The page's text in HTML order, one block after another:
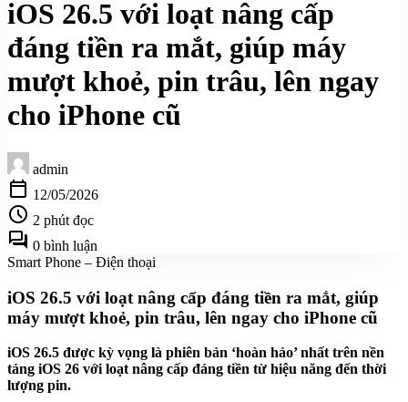
iOS 26.5 với loạt nâng cấp
đáng tiền ra mắt, giúp máy
mượt khoẻ, pin trâu, lên ngay
cho iPhone cũ
admin
calendar_today 12/05/2026
schedule 2 phút đọc
forum 0 bình luận
Smart Phone – Điện thoại
iOS 26.5 với loạt nâng cấp đáng tiền ra mắt, giúp
máy mượt khoẻ, pin trâu, lên ngay cho iPhone cũ
iOS 26.5 được kỳ vọng là phiên bản ‘hoàn hảo’ nhất trên nền
tảng iOS 26 với loạt nâng cấp đáng tiền từ hiệu năng đến thời
lượng pin.